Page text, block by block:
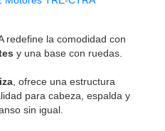
redefine la comodidad con
y una base con ruedas.
, ofrece una estructura
para cabeza, espalda y
sin igual.